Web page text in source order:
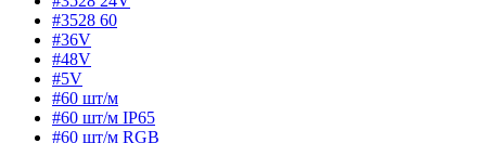
#3528 60
#36V
#48V
#5V
#60 шт/м
#60 шт/м IP65
#60 шт/м RGB